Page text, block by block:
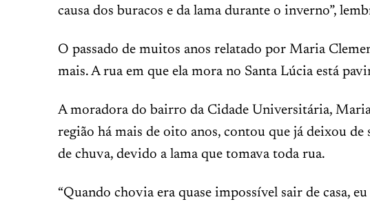
causa dos buracos e da lama durante o inverno”,
O passado de muitos anos relatado por Maria
mais. A rua em que ela mora no Santa Lúcia está
A moradora do bairro da Cidade Universitária,
região há mais de oito anos, contou que já deixou de
de chuva, devido a lama que tomava toda rua.
“Quando chovia era quase impossível sair de casa,